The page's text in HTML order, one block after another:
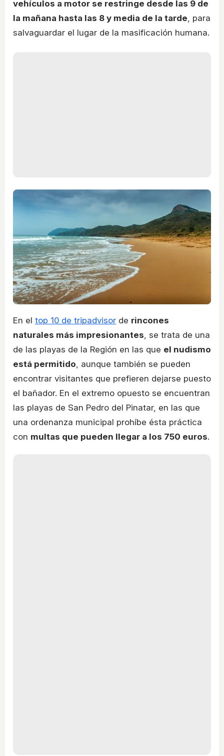
vehículos a motor se restringe desde las 9 de
la mañana hasta las 8 y media de la tarde , para
salvaguardar el lugar de la masificación humana.
En el top 10 de tripadvisor de rincones
naturales más impresionantes , se trata de una
de las playas de la Región en las que el nudismo
está permitido , aunque también se pueden
encontrar visitantes que prefieren dejarse puesto
el bañador. En el extremo opuesto se encuentran
las playas de San Pedro del Pinatar, en las que
una ordenanza municipal prohíbe ésta práctica
con multas que pueden llegar a los 750 euros.